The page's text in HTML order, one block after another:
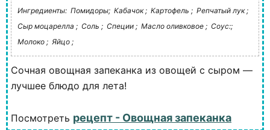
Ингредиенты: Помидоры; Кабачок ; Картофель ; Репчатый лук ;
Сыр моцарелла ; Соль ; Специи ; Масло оливковое ; Соус:;
Молоко ; Яйцо ;
Сочная овощная запеканка из овощей с сыром —
лучшее блюдо для лета!
Посмотреть рецепт - Овощная запеканка